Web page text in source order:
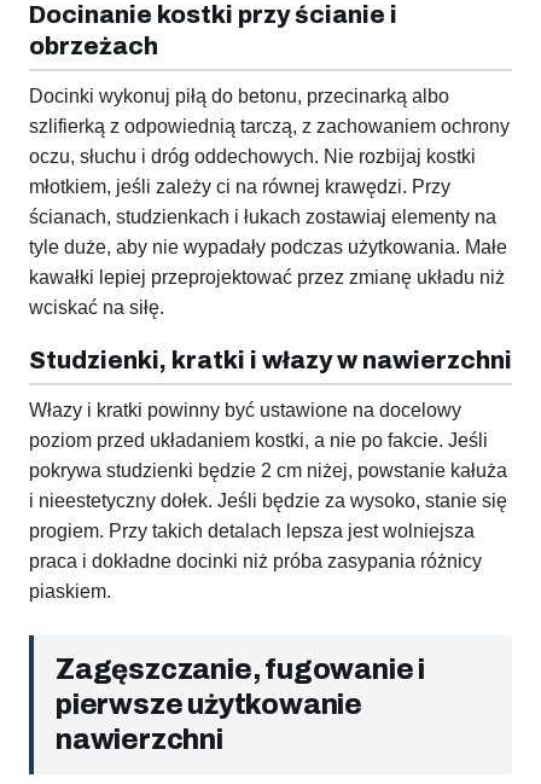
Docinanie kostki przy ścianie i
obrzeżach
Docinki wykonuj piłą do betonu, przecinarką albo
szlifierką z odpowiednią tarczą, z zachowaniem ochrony
oczu, słuchu i dróg oddechowych. Nie rozbijaj kostki
młotkiem, jeśli zależy ci na równej krawędzi. Przy
ścianach, studzienkach i łukach zostawiaj elementy na
tyle duże, aby nie wypadały podczas użytkowania. Małe
kawałki lepiej przeprojektować przez zmianę układu niż
wciskać na siłę.
Studzienki, kratki i włazy w nawierzchni
Włazy i kratki powinny być ustawione na docelowy
poziom przed układaniem kostki, a nie po fakcie. Jeśli
pokrywa studzienki będzie 2 cm niżej, powstanie kałuża
i nieestetyczny dołek. Jeśli będzie za wysoko, stanie się
progiem. Przy takich detalach lepsza jest wolniejsza
praca i dokładne docinki niż próba zasypania różnicy
piaskiem.
Zagęszczanie, fugowanie i
pierwsze użytkowanie
nawierzchni